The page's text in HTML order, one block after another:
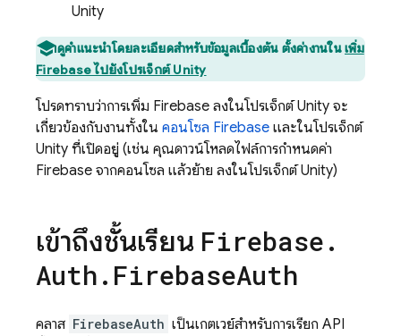
Unity
ดูคำแนะนำโดยละเอียดสำหรับข้อมูลเบื้องต้น ตั้งค่างานในเพิ่ม
Firebase ไปยังโปรเจ็กต์ Unity
โปรดทราบว่าการเพิ่ม Firebase ลงในโปรเจ็กต์ Unity จะ
เกี่ยวข้องกับงานทั้งใน คอนโซล Firebase และในโปรเจ็กต์
Unity ที่เปิดอยู่ (เช่น คุณดาวน์โหลดไฟล์การกำหนดค่า
Firebase จากคอนโซล แล้วย้าย ลงในโปรเจ็กต์ Unity)
เข้าถึงชั้นเรียน Firebase.
Auth. FirebaseAuth
คลาส FirebaseAuth เป็นเกตเวย์สำหรับการเรียก API